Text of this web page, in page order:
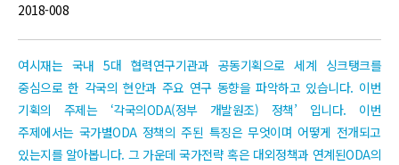
2018-008
여시재는 국내 5대 협력연구기관과 공동기획으로 세계 싱크탱크를
중심으로 한 각국의 현안과 주요 연구 동향을 파악하고 있습니다. 이번
기획의 주제는 ‘각국의ODA(정부 개발원조) 정책’ 입니다. 이번
주제에서는 국가별ODA 정책의 주된 특징은 무엇이며 어떻게 전개되고
있는지를 알아봅니다. 그 가운데 국가전략 혹은 대외정책과 연계된ODA의